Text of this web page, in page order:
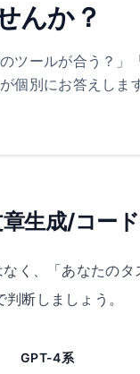
んか？
のツールが合う？」
個別にお答えしま
生成/コー
なく、「あなたの
断しましょう。
GPT-4系